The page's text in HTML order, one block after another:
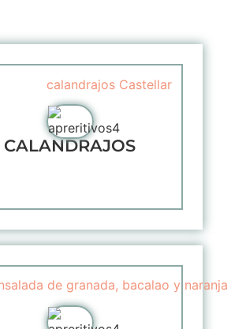
CALANDRAJOS